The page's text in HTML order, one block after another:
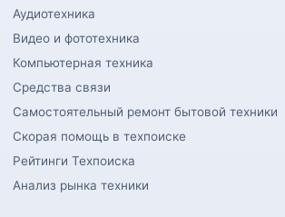
Аудиотехника
Видео и фототехника
Компьютерная техника
Средства связи
Самостоятельный ремонт бытовой техники
Скорая помощь в техпоиске
Рейтинги Техпоиска
Анализ рынка техники